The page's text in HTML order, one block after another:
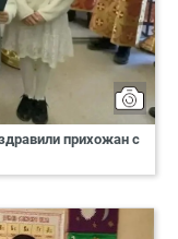
прихожан с